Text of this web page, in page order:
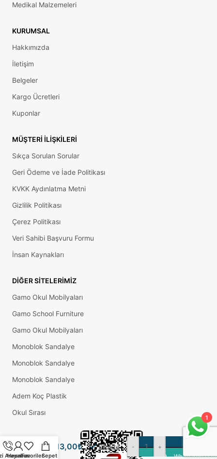
Medikal Malzemeleri
KURUMSAL
Hakkımızda
İletişim
Belgeler
Kargo Ücretleri
Kuponlar
MÜŞTERI İLIŞKILERI
Sıkça Sorulan Sorular
Geri Ödeme ve İade Politikası
KVKK Aydınlatma Metni
Gizlilik Politikası
Çerez Politikası
Veri Sahibi Başvuru Formu
İnsan Kaynakları
DIĞER SITELERIMIZ
Gamo Okul Mobilyaları
Gamo School Furniture
Gamo Okul Mobilyaları
Monoblok Sandalye
Monoblok Sandalye
Monoblok Sandalye
Adem Koç Plastik
Okul Sırası
Arayın
HesabımFavorilerSepet
Profil
Pabucu
13,00₺ Stokta - +
WhatsApp
1